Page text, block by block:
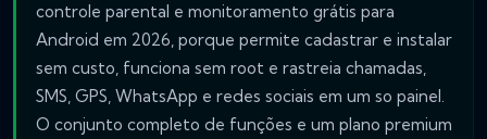
controle parental e monitoramento grátis para
Android em 2026, porque permite cadastrar e instalar
sem custo, funciona sem root e rastreia chamadas,
SMS, GPS, WhatsApp e redes sociais em um so painel.
O conjunto completo de funções e um plano premium